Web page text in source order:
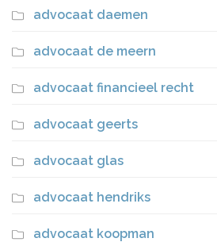
advocaat daemen
advocaat de meern
advocaat financieel recht
advocaat geerts
advocaat glas
advocaat hendriks
advocaat koopman